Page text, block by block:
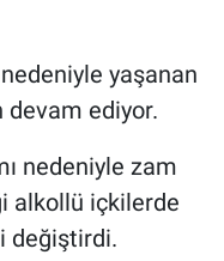
yaşanan
devam ediyor.
nedeniyle zam
alkollü içkilerde
değiştirdi.